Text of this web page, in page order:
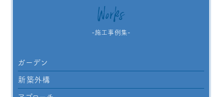
Works
-施工事例集-
ガーデン
新築外構